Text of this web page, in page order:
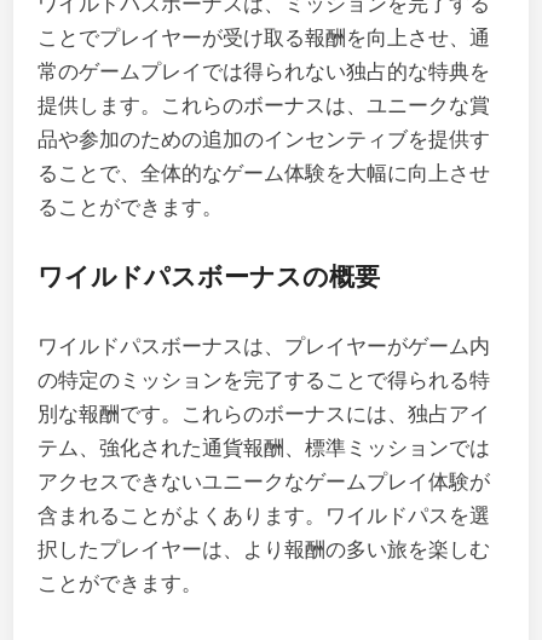
ことでプレイヤーが受け取る報酬を向上させ、通
常のゲームプレイでは得られない独占的な特典を
提供します。これらのボーナスは、ユニークな賞
品や参加のための追加のインセンティブを提供す
ることで、全体的なゲーム体験を大幅に向上させ
ることができます。
ワイルドパスボーナスの概要
ワイルドパスボーナスは、プレイヤーがゲーム内
の特定のミッションを完了することで得られる特
別な報酬です。これらのボーナスには、独占アイ
テム、強化された通貨報酬、標準ミッションでは
アクセスできないユニークなゲームプレイ体験が
含まれることがよくあります。ワイルドパスを選
択したプレイヤーは、より報酬の多い旅を楽しむ
ことができます。